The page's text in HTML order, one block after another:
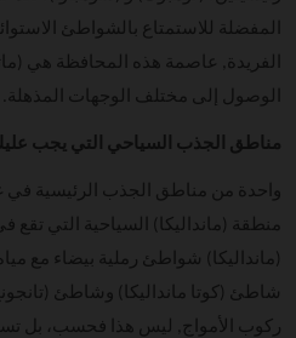
المفضلة للاستمتاع بالشواطئ
الفريدة, عاصمة هذه المحافظة هي
الوصول إلى مختلف الوجهات المذهلة.
مناطق الجذب السياحي التي يجب
منطقة (مانداليكا) السياحية التي
(مانداليكا) شواطئ رملية بيضاء مع
شاطئ (كوتا مانداليكا) وشاطئ
ركوب الأمواج, ليس هذا فحسب، بل